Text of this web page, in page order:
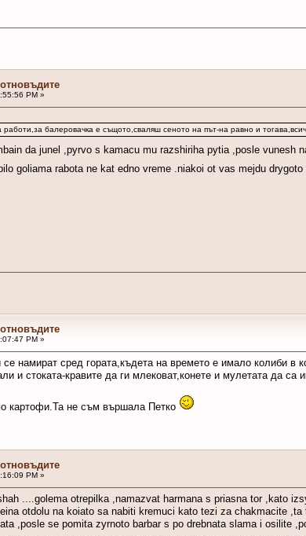
PM »
балеровачка е същото,сваляш сеното на път-на равно и
da junel ,pyrvo s kamacu mu razshiriha pytia ,posle vunesh
goliama rabota ne kat edno vreme .niakoi ot vas mejdu
PM »
намират сред гората,къдета на времето е имало колиби в
и стоката-кравите да ги млековат,конете и мулетата да
картофи.Та не съм вършала Петко
PM »
....golema otrepilka ,namazvat harmana s priasna tor ,kato
otdolu na koiato sa nabiti kremuci kato tezi za chakmacite
,posle se pomita zyrnoto barbar s po drebnata slama i osilite